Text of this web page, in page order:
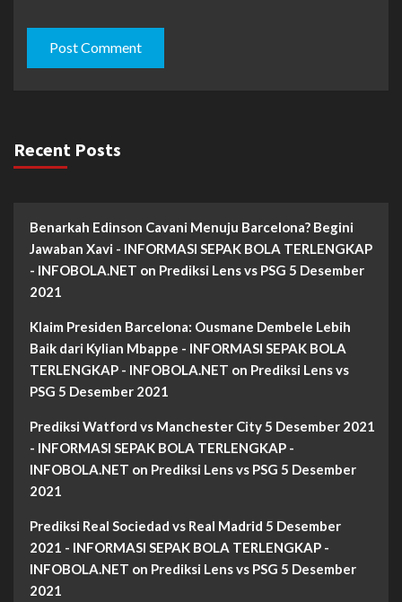
Recent Posts
Benarkah Edinson Cavani Menuju Barcelona? Begini
Jawaban Xavi - INFORMASI SEPAK BOLA TERLENGKAP
- INFOBOLA.NET on Prediksi Lens vs PSG 5 Desember
2021
Klaim Presiden Barcelona: Ousmane Dembele Lebih
Baik dari Kylian Mbappe - INFORMASI SEPAK BOLA
TERLENGKAP - INFOBOLA.NET on Prediksi Lens vs
PSG 5 Desember 2021
Prediksi Watford vs Manchester City 5 Desember 2021
- INFORMASI SEPAK BOLA TERLENGKAP -
INFOBOLA.NET on Prediksi Lens vs PSG 5 Desember
2021
Prediksi Real Sociedad vs Real Madrid 5 Desember
2021 - INFORMASI SEPAK BOLA TERLENGKAP -
INFOBOLA.NET on Prediksi Lens vs PSG 5 Desember
2021